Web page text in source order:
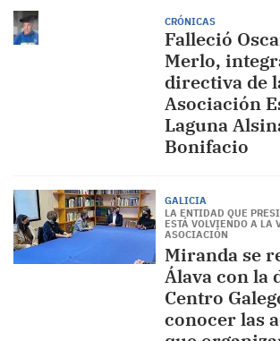
CRÓNICAS
Falleció
Merlo,
directiva de
Asociación
Laguna
Bonifacio
GALICIA
LA ENTIDAD QUE
ESTÁ VOLVIENDO A LA
ASOCIACIÓN
Miranda se
Álava con la
Centro
conocer las